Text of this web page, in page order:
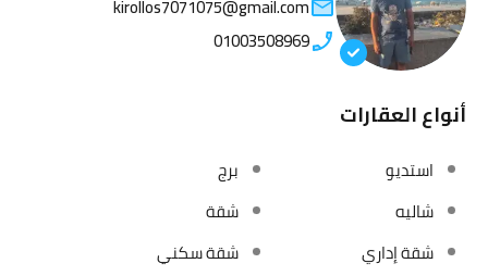
kirollos7071075@gmail.com
01003508969
أنواع العقارات
استديو
برج
شاليه
شقة
شقة إداري
شقة سكني